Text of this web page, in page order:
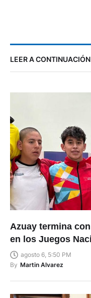
LEER A CONTINUACIÓN
Azuay termina
en los Juegos
agosto 6, 5:50 PM
By Martin Alvarez